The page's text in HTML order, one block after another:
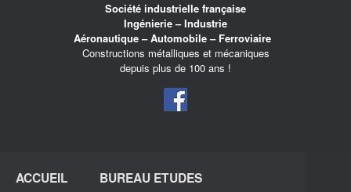
Société industrielle française
Ingénierie – Industrie
Aéronautique – Automobile – Ferroviaire
Constructions métalliques et mécaniques
depuis plus de 100 ans !
ACCUEIL BUREAU ETUDES